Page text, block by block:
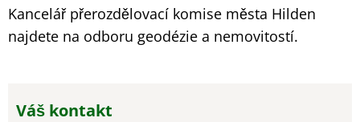
Kancelář přerozdělovací komise města Hilden
najdete na odboru geodézie a nemovitostí.
Váš kontakt